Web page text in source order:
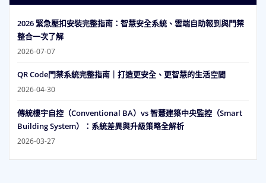
2026 緊急壓扣安裝完整指南：智慧安全系統、雲端自助報到與門禁
整合一次了解
2026-07-07
QR Code門禁系統完整指南｜打造更安全、更智慧的生活空間
2026-04-30
傳統樓宇自控（Conventional BA）vs 智慧建築中央監控（Smart
Building System）：系統差異與升級策略全解析
2026-03-27